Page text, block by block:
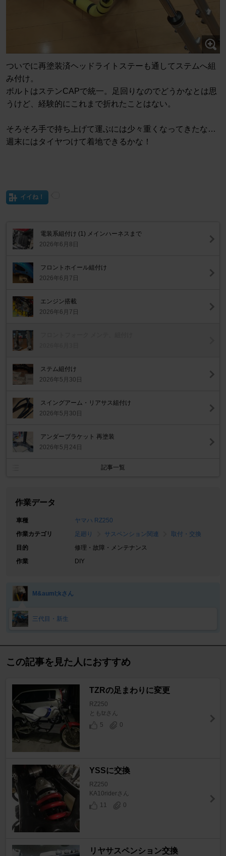
ついでに再塗装済ヘッドライトステーも通してステムへ組
み付け。
ボルトはステンCAPで統一。足回りなのでどうかなとは思
うけど、経験的にこれまで折れたことはない。
そろそろ手で持ち上げて運ぶには少々重くなってきたな…
週末にはタイヤつけて着地できるかな！
イイね！
電装系組付け (1) メインハーネスまで
2026年6月8日
フロントホイール組付け
2026年6月7日
エンジン搭載
2026年6月7日
ステム組付け
2026年5月30日
スイングアーム・リアサス組付け
2026年5月30日
アンダーブラケット 再塗装
2026年5月24日
記事一覧
作業データ
車種
ヤマハ RZ250
作業カテゴリ
足廻り サスペンション関連
取付・交換
目的
修理・故障・メンテナンス
作業
DIY
M&auml;kさん
三代目・新生
この記事を見た人におすすめ
TZRの足まわりに変更
RZ250
ともtzさん
5
0
YSSに交換
RZ250
KA10riderさん
11
0
リヤサスペンション交換